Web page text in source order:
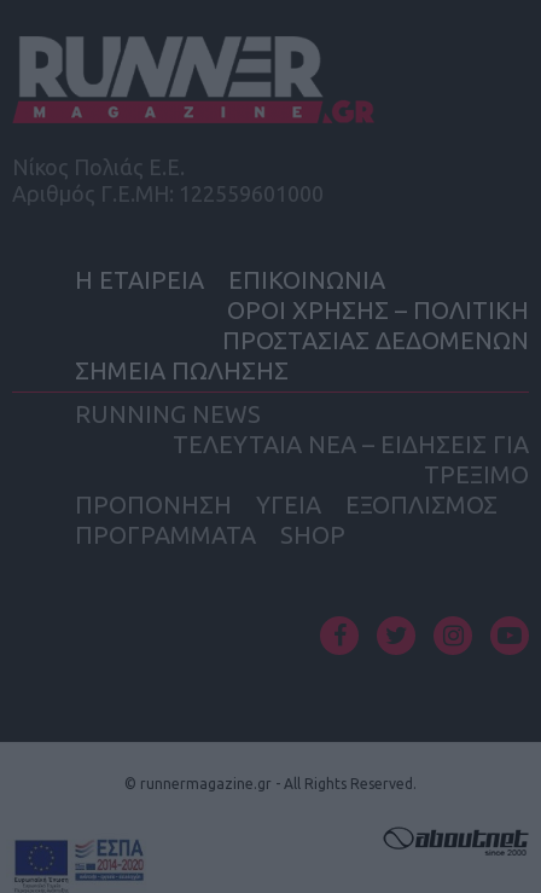
Νίκος Πολιάς Ε.Ε.
Αριθμός Γ.Ε.ΜΗ: 122559601000
Η ΕΤΑΙΡΕΙΑ
ΕΠΙΚΟΙΝΩΝΙΑ
ΟΡΟΙ ΧΡΗΣΗΣ – ΠΟΛΙΤΙΚΗ
ΠΡΟΣΤΑΣΙΑΣ ΔΕΔΟΜΕΝΩΝ
ΣΗΜΕΙΑ ΠΩΛΗΣΗΣ
RUNNING NEWS
ΤΕΛΕΥΤΑΙΑ ΝΕΑ – ΕΙΔΗΣΕΙΣ ΓΙΑ
ΤΡΕΞΙΜΟ
ΠΡΟΠΟΝΗΣΗ
ΥΓΕΙΑ
ΕΞΟΠΛΙΣΜΟΣ
ΠΡΟΓΡΑΜΜΑΤΑ
SHOP
© runnermagazine.gr - All Rights Reserved.